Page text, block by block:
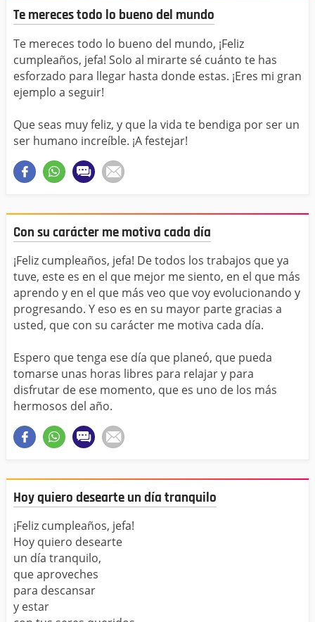
Te mereces todo lo bueno del mundo
Te mereces todo lo bueno del mundo, ¡Feliz
cumpleaños, jefa! Solo al mirarte sé cuánto te has
esforzado para llegar hasta donde estas. ¡Eres mi gran
ejemplo a seguir!
Que seas muy feliz, y que la vida te bendiga por ser un
ser humano increíble. ¡A festejar!
Con su carácter me motiva cada día
¡Feliz cumpleaños, jefa! De todos los trabajos que ya
tuve, este es en el que mejor me siento, en el que más
aprendo y en el que más veo que voy evolucionando y
progresando. Y eso es en su mayor parte gracias a
usted, que con su carácter me motiva cada día.
Espero que tenga ese día que planeó, que pueda
tomarse unas horas libres para relajar y para
disfrutar de ese momento, que es uno de los más
hermosos del año.
Hoy quiero desearte un día tranquilo
¡Feliz cumpleaños, jefa!
Hoy quiero desearte
un día tranquilo,
que aproveches
para descansar
y estar